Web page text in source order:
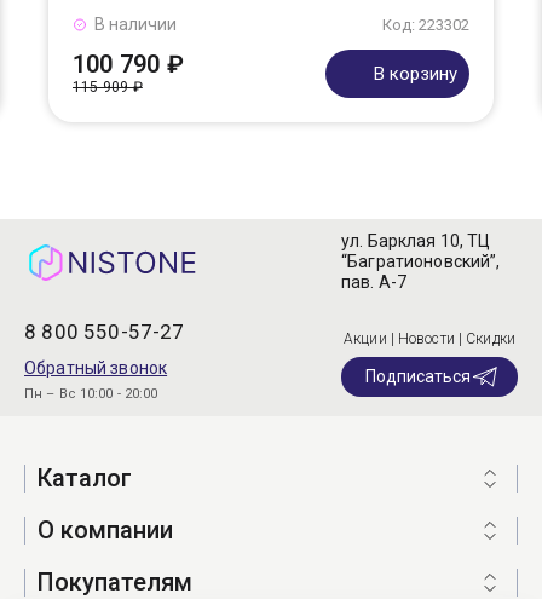
Код: 223302
В наличии
100 790 ₽
115 909 ₽
В корзину
8 800 550-57-27
Обратный звонок
Пн – Вс 10:00 - 20:00
ул. Барклая 10, ТЦ
“Багратионовский”,
пав. А-7
Акции | Новости | Скидки
Подписаться
Каталог
О компании
Покупателям